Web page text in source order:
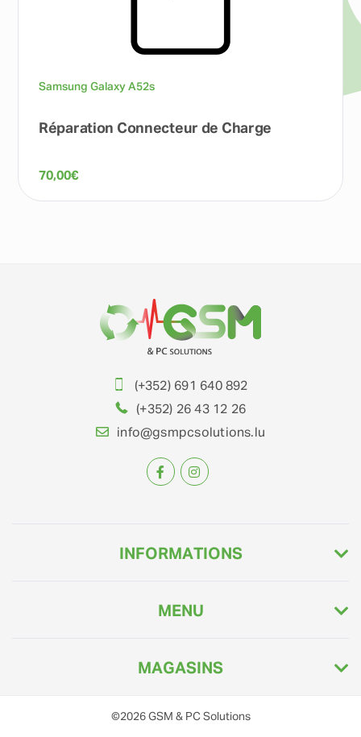
Samsung Galaxy A52s
Réparation Connecteur de Charge
70,00€
(+352) 691 640 892
(+352) 26 43 12 26
info@gsmpcsolutions.lu
INFORMATIONS
MENU
MAGASINS
©2026 GSM & PC Solutions